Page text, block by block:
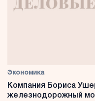
Экономика
Компания Бориса
железнодорожный